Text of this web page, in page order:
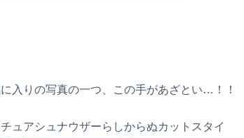
入りの写真の一つ、この手があざとい…！！
チュアシュナウザーらしからぬカットスタイ